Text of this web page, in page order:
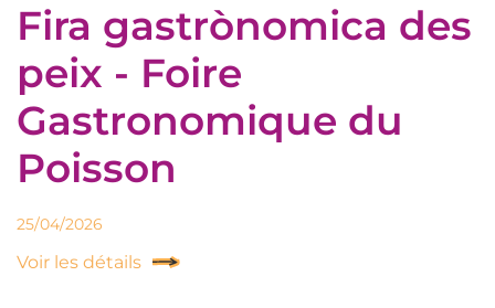
Fira gastrònomica des
peix - Foire
Gastronomique du
Poisson
25/04/2026
Voir les détails